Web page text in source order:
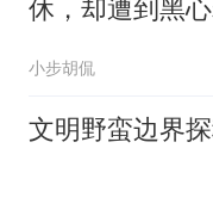
休，却遭到黑
小步胡侃
文明野蛮边界